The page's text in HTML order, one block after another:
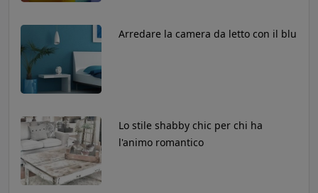
Arredare la camera da letto con il blu
Lo stile shabby chic per chi ha
l'animo romantico